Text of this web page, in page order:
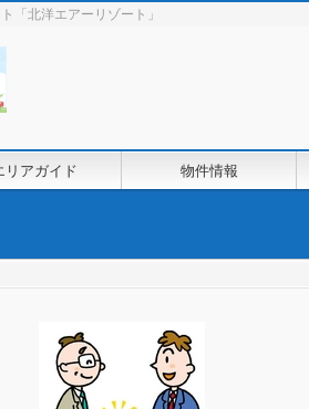
「北洋エアーリゾート」
リアガイド 物件情報